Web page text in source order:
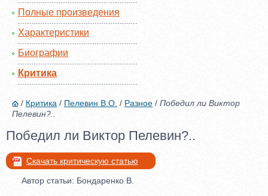
Полные произведения
Характеристики
Биографии
Критика
/ Критика / Пелевин В.О. / Разное / Победил ли Виктор
Пелевин?..
Победил ли Виктор Пелевин?..
Скачать критическую статью
Автор статьи: Бондаренко В.